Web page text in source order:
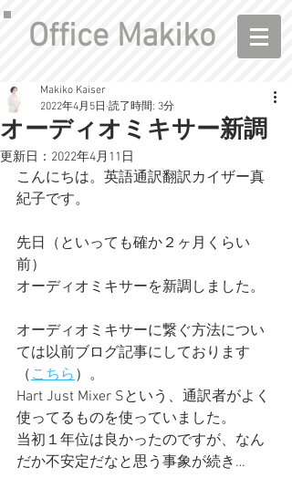
Office Makiko
オーディオミキサー新調
Makiko Kaiser
2022年4月5日 読了時間: 3分
更新日： 2022年4月11日
こんにちは。英語通訳翻訳カイザー真
紀子です。
先日（といっても確か２ヶ月くらい
前）
オーディオミキサーを新調しました。
オーディオミキサーに繋ぐ方法につい
ては以前ブログ記事にしております
（こちら）。
Hart Just Mixer Sという、通訳者がよく
使ってるものを使っていました。
当初１年位は良かったのですが、なん
だか不安定だなと思う事象が続き…